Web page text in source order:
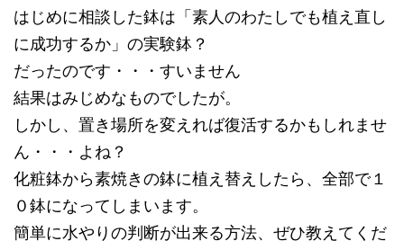
はじめに相談した鉢は「素人のわたしでも植え直し
に成功するか」の実験鉢？
だったのです・・・すいません
結果はみじめなものでしたが。
しかし、置き場所を変えれば復活するかもしれませ
ん・・・よね？
化粧鉢から素焼きの鉢に植え替えしたら、全部で１
０鉢になってしまいます。
簡単に水やりの判断が出来る方法、ぜひ教えてくだ